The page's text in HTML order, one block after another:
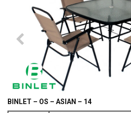
BINLET – OS – ASIAN – 14